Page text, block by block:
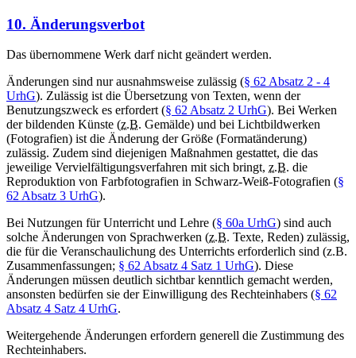
10. Änderungsverbot
Das übernommene Werk darf nicht geändert werden.
Änderungen sind nur ausnahmsweise zulässig (§ 62 Absatz 2 - 4
UrhG). Zulässig ist die Übersetzung von Texten, wenn der
Benutzungszweck es erfordert (§ 62 Absatz 2 UrhG). Bei Werken
der bildenden Künste (z.B. Gemälde) und bei Lichtbildwerken
(Fotografien) ist die Änderung der Größe (Formatänderung)
zulässig. Zudem sind diejenigen Maßnahmen gestattet, die das
jeweilige Vervielfältigungsverfahren mit sich bringt, z.B. die
Reproduktion von Farbfotografien in Schwarz-Weiß-Fotografien (§
62 Absatz 3 UrhG).
Bei Nutzungen für Unterricht und Lehre (§ 60a UrhG) sind auch
solche Änderungen von Sprachwerken (z.B. Texte, Reden) zulässig,
die für die Veranschaulichung des Unterrichts erforderlich sind (z.B.
Zusammenfassungen; § 62 Absatz 4 Satz 1 UrhG). Diese
Änderungen müssen deutlich sichtbar kenntlich gemacht werden,
ansonsten bedürfen sie der Einwilligung des Rechteinhabers (§ 62
Absatz 4 Satz 4 UrhG.
Weitergehende Änderungen erfordern generell die Zustimmung des
Rechteinhabers.